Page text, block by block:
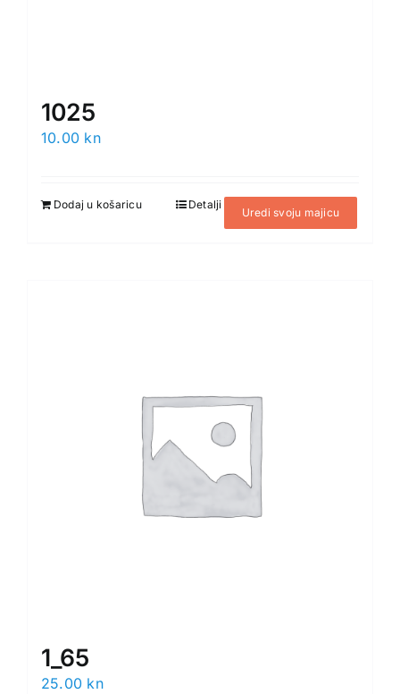
1025
10.00 kn
Dodaj u košaricu
Uredi svoju majicu
Detalji
1_65
25.00 kn